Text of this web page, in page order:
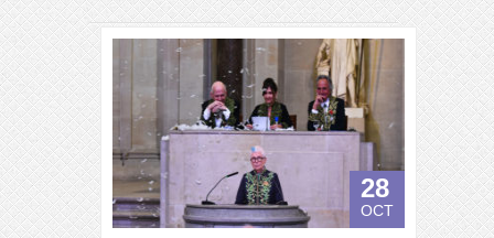
28
OCT